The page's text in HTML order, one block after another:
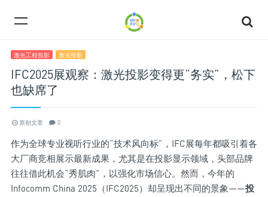
激光工程投影 激光投影
IFC2025展观察：激光投影变得更“务实”，松下
也缺席了
原创文章 0
作为全球专业视听行业的“技术风向标”，IFC展每年都吸引着各
大厂商竞相展示最新成果，尤其是在投影显示领域，头部品牌
往往借此机会“秀肌肉”，以强化市场信心。然而，今年的
Infocomm China 2025（IFC2025）却呈现出不同的景象——投